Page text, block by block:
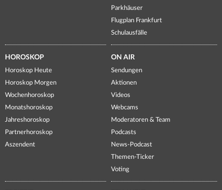
Parkhäuser
Flugplan Frankfurt
Schulausfälle
HOROSKOP
Horoskop Heute
Horoskop Morgen
Wochenhoroskop
Monatshoroskop
Jahreshoroskop
Partnerhoroskop
Aszendent
ON AIR
Sendungen
Aktionen
Videos
Webcams
Moderatoren & Team
Podcasts
News-Podcast
Themen-Ticker
Voting